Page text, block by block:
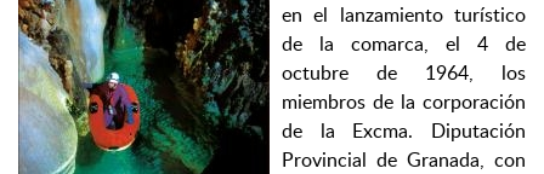
en el lanzamiento turístico
de la comarca, el 4 de
octubre de 1964, los
miembros de la corporación
de la Excma. Diputación
Provincial de Granada, con